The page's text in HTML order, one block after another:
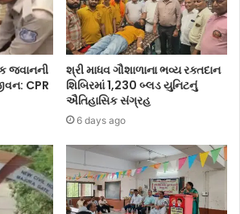
જવાનની
CPR
શ્રી માધવ ગૌશાળાના ભવ્ય રક્તદાન
શિબિરમાં 1,230 બ્લડ યુનિટનું
ઐતિહાસિક સંગ્રહ
6 days ago